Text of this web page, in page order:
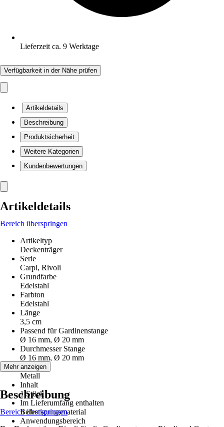
Lieferzeit ca. 9 Werktage
Verfügbarkeit in der Nähe prüfen
Artikeldetails
Beschreibung
Produktsicherheit
Weitere Kategorien
Kundenbewertungen
Artikeldetails
Bereich überspringen
Artikeltyp
Deckenträger
Serie
Carpi, Rivoli
Grundfarbe
Edelstahl
Farbton
Edelstahl
Länge
3,5 cm
Passend für Gardinenstange
Ø 16 mm, Ø 20 mm
Durchmesser Stange
Ø 16 mm, Ø 20 mm
Material
Metall
Inhalt
1 Stück
Im Lieferumfang enthalten
Befestigungsmaterial
Anwendungsbereich
Mehr anzeigen
Beschreibung
Bereich überspringen